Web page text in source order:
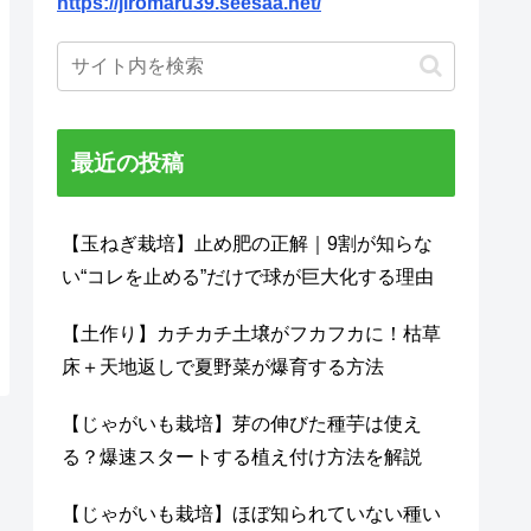
最近の投稿
【玉ねぎ栽培】止め肥の正解｜9割が知らな
い“コレを止める”だけで球が巨大化する理由
【土作り】カチカチ土壌がフカフカに！枯草
床＋天地返しで夏野菜が爆育する方法
【じゃがいも栽培】芽の伸びた種芋は使え
る？爆速スタートする植え付け方法を解説
【じゃがいも栽培】ほぼ知られていない種い